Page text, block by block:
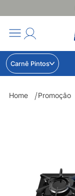
Carnê Pintos
Home Promoção